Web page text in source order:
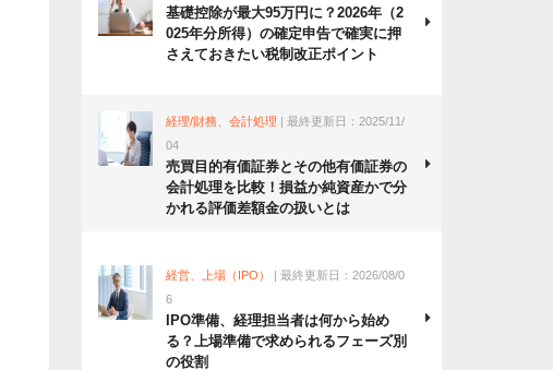
基礎控除が最大95万円に？2026年（2
025年分所得）の確定申告で確実に押
さえておきたい税制改正ポイント
経理/財務、会計処理 | 最終更新日：2025/11/
04
売買目的有価証券とその他有価証券の
会計処理を比較！損益か純資産かで分
かれる評価差額金の扱いとは
経営、上場（IPO）
| 最終更新日：2026/08/0
6
IPO準備、経理担当者は何から始め
る？上場準備で求められるフェーズ別
の役割